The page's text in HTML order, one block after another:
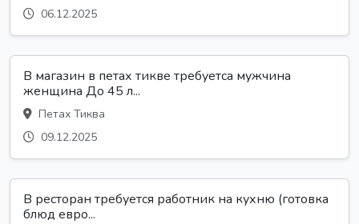
06.12.2025
В магазин в петах тикве требуетса мужчина
женщина До 45 л...
Петах Тиква
09.12.2025
В ресторан требуется работник на кухню (готовка
блюд евро...